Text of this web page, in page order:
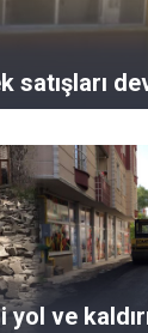
satışları
ve